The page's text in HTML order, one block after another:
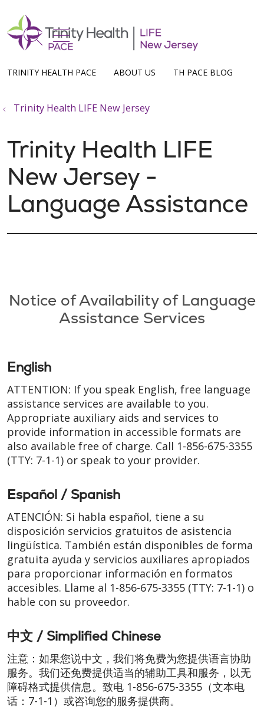
TRINITY HEALTH PACE ABOUT US TH PACE BLOG
search
show off canvas menu
Trinity Health LIFE New Jersey
Trinity Health LIFE
New Jersey -
Language Assistance
Notice of Availability of Language
Assistance Services
English
ATTENTION: If you speak English, free language
assistance services are available to you.
Appropriate auxiliary aids and services to
provide information in accessible formats are
also available free of charge. Call 1-856-675-3355
(TTY: 7-1-1) or speak to your provider.
Español / Spanish
ATENCIÓN: Si habla español, tiene a su
disposición servicios gratuitos de asistencia
lingüística. También están disponibles de forma
gratuita ayuda y servicios auxiliares apropiados
para proporcionar información en formatos
accesibles. Llame al 1-856-675-3355 (TTY: 7-1-1) o
hable con su proveedor.
中文 / Simplified Chinese
注意：如果您说中文，我们将免费为您提供语言协助
服务。我们还免费提供适当的辅助工具和服务，以无
障碍格式提供信息。致电 1-856-675-3355（文本电
话：7-1-1） 或咨询您的服务提供商。